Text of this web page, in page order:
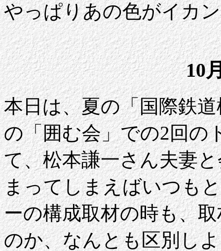
やっぱりあの色がイカ
10
本日は、夏の「国際鉄
の「囲む会」での2回の
て、松本謙一さん夫妻
まってしまえばいつも
ーの構成取材の時も、
のか、なんとも区別し